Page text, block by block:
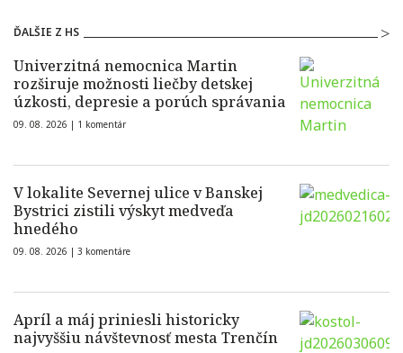
ĎALŠIE Z HS
Univerzitná nemocnica Martin
rozširuje možnosti liečby detskej
úzkosti, depresie a porúch správania
09. 08. 2026 | 1 komentár
V lokalite Severnej ulice v Banskej
Bystrici zistili výskyt medveďa
hnedého
09. 08. 2026 | 3 komentáre
Apríl a máj priniesli historicky
najvyššiu návštevnosť mesta Trenčín